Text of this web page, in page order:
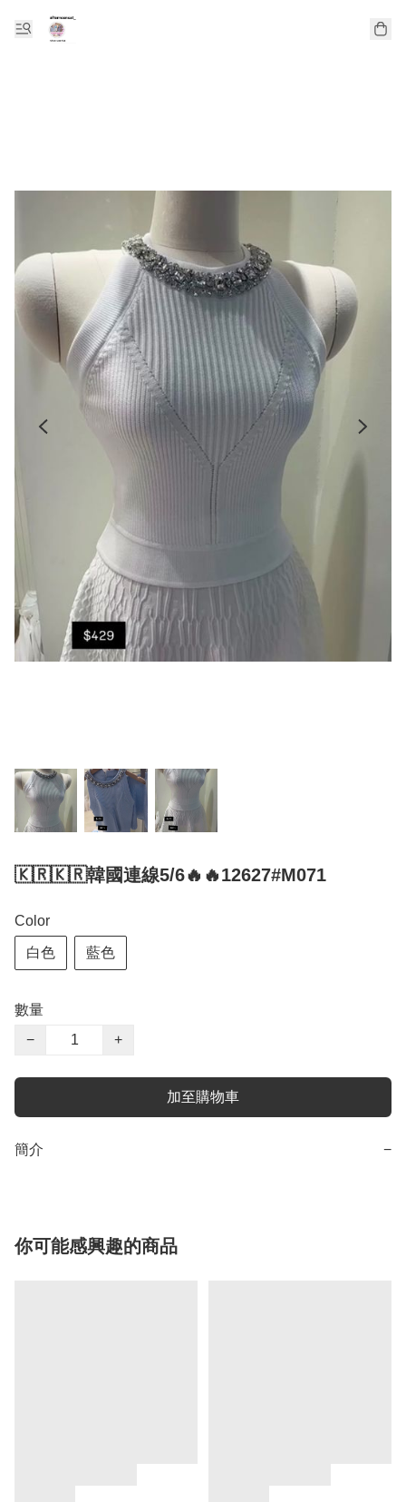
🇰🇷🇰🇷韓國連線5/6🔥🔥12627#M071
Color
白色 藍色
數量
−
+
加至購物車
簡介 −
你可能感興趣的商品